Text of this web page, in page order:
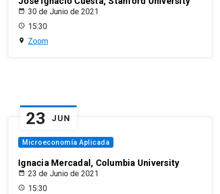
30 de Junio de 2021
15:30
Zoom
23 JUN
Microeconomía Aplicada
Ignacia Mercadal, Columbia University
23 de Junio de 2021
15:30